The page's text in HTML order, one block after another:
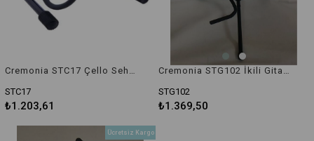
STC17
₺1.203,61
STG102
₺1.369,50
Ücretsiz Kargo